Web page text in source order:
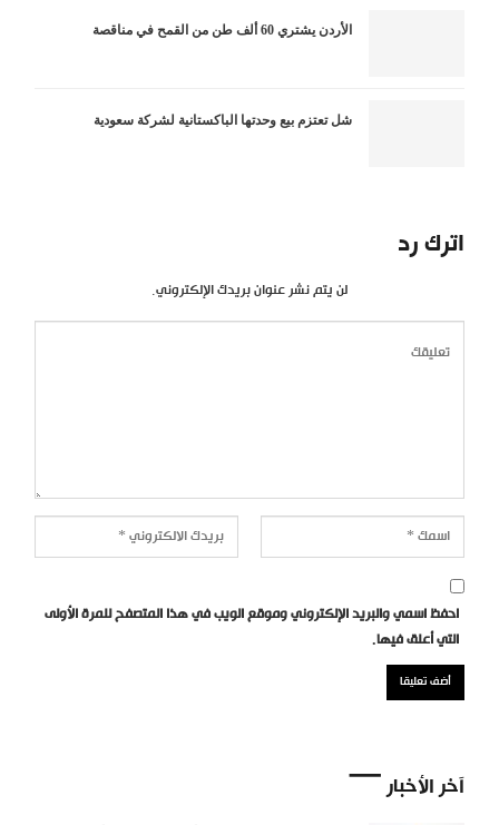
الأردن يشتري 60 ألف طن من القمح في مناقصة
شل تعتزم بيع وحدتها الباكستانية لشركة سعودية
اترك رد
لن يتم نشر عنوان بريدك الإلكتروني.
احفظ اسمي والبريد الإلكتروني وموقع الويب في هذا المتصفح للمرة الأولى
التي أعلق فيها.
آخر الأخبار